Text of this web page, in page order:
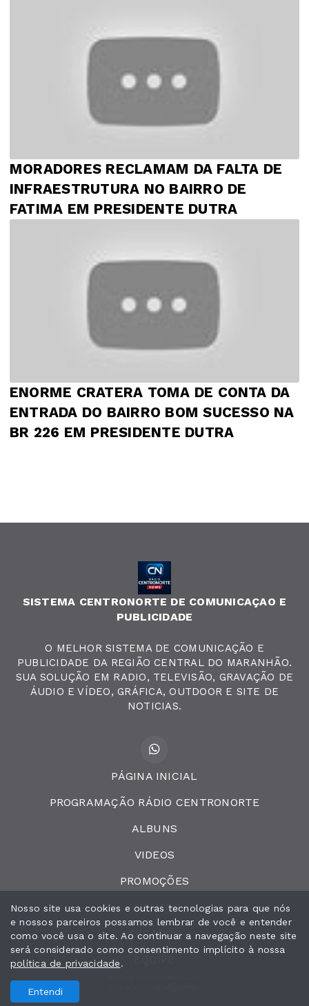
MORADORES RECLAMAM DA FALTA DE
INFRAESTRUTURA NO BAIRRO DE
FATIMA EM PRESIDENTE DUTRA
ENORME CRATERA TOMA DE CONTA DA
ENTRADA DO BAIRRO BOM SUCESSO NA
BR 226 EM PRESIDENTE DUTRA
SISTEMA CENTRONORTE DE COMUNICAÇAO E
PUBLICIDADE
O MELHOR SISTEMA DE COMUNICAÇÃO E
PUBLICIDADE DA REGIÃO CENTRAL DO MARANHÃO.
SUA SOLUÇÃO EM RADIO, TELEVISÃO, GRAVAÇÃO DE
ÁUDIO E VÍDEO, GRÁFICA, OUTDOOR E SITE DE
NOTICIAS.
PÁGINA INICIAL
PROGRAMAÇÃO RÁDIO CENTRONORTE
ALBUNS
VIDEOS
PROMOÇÕES
EVENTOS
RECADOS
Nosso site usa cookies e outras tecnologias para que nós
e nossos parceiros possamos lembrar de você e entender
como você usa o site. Ao continuar a navegação neste site
será considerado como consentimento implícito à nossa
política de privacidade.
Entendi